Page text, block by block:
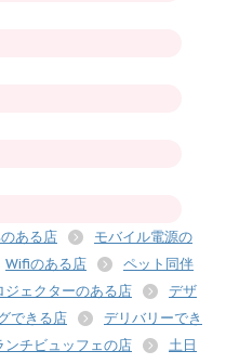
ある店
モバイル電源の
Wifiのある店
ペット同伴
ジェクターのある店
デザ
できる店
デリバリーでき
ンチビュッフェの店
土日